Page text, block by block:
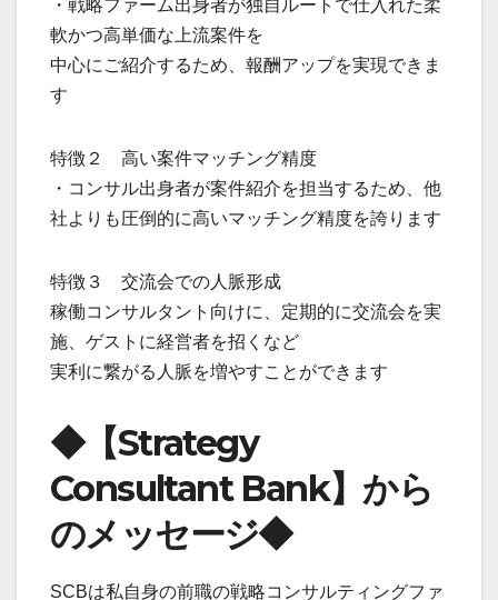
・戦略ファーム出身者が独自ルートで仕入れた柔
軟かつ高単価な上流案件を
中心にご紹介するため、報酬アップを実現できま
す
特徴２ 高い案件マッチング精度
・コンサル出身者が案件紹介を担当するため、他
社よりも圧倒的に高いマッチング精度を誇ります
特徴３ 交流会での人脈形成
稼働コンサルタント向けに、定期的に交流会を実
施、ゲストに経営者を招くなど
実利に繋がる人脈を増やすことができます
◆【Strategy
Consultant Bank】から
のメッセージ◆
SCBは私自身の前職の戦略コンサルティングファ